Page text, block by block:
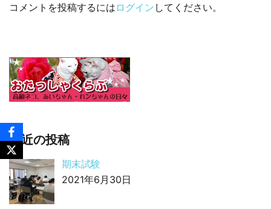
コメントを投稿するには ログイン してください。
最近の投稿
期末試験
2021年6月30日